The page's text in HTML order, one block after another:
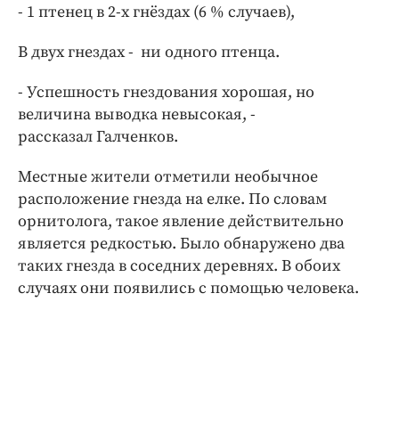
- 1 птенец в 2-х гнёздах (6 % случаев),
В двух гнездах - ни одного птенца.
- Успешность гнездования хорошая, но
величина выводка невысокая, -
рассказал Галченков.
Местные жители отметили необычное
расположение гнезда на елке. По словам
орнитолога, такое явление действительно
является редкостью. Было обнаружено два
таких гнезда в соседних деревнях. В обоих
случаях они появились с помощью человека.